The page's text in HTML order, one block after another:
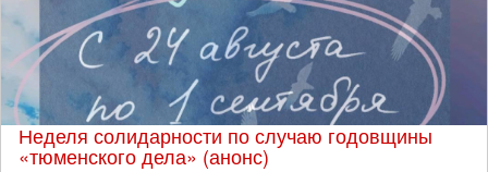
Неделя солидарности по случаю годовщины
«тюменского дела» (анонс)